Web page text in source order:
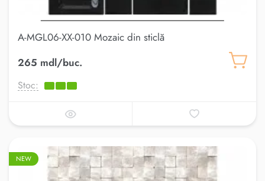
A-MGL06-XX-010 Mozaic din sticlă
265 mdl/buc.
Stoc:
NEW